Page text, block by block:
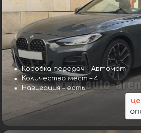
Коробка передач – Автомат
Количество мест – 4
Навигация – есть